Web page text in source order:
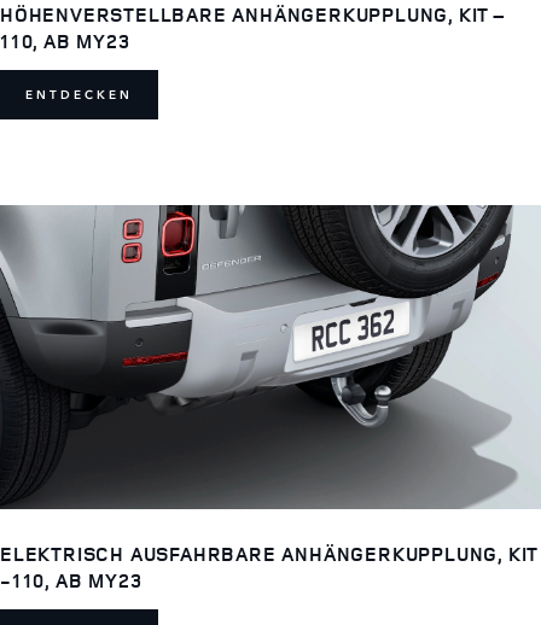
HÖHENVERSTELLBARE ANHÄNGERKUPPLUNG, KIT –
110, AB MY23
ENTDECKEN
ELEKTRISCH AUSFAHRBARE ANHÄNGERKUPPLUNG, KIT
-110, AB MY23